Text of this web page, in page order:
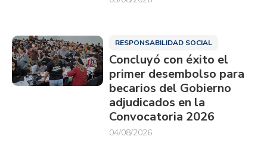
RESPONSABILIDAD SOCIAL
Concluyó con éxito el
primer desembolso para
becarios del Gobierno
adjudicados en la
Convocatoria 2026
04/08/2026